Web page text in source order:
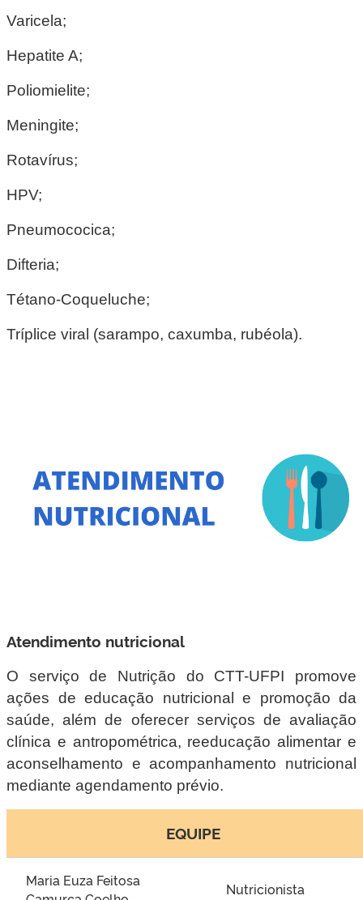
Varicela;
Hepatite A;
Poliomielite;
Meningite;
Rotavírus;
HPV;
Pneumococica;
Difteria;
Tétano-Coqueluche;
Tríplice viral (sarampo, caxumba, rubéola).
Atendimento nutricional
O serviço de Nutrição do CTT-UFPI promove
ações de educação nutricional e promoção da
saúde, além de oferecer serviços de avaliação
clínica e antropométrica, reeducação alimentar e
aconselhamento e acompanhamento nutricional
mediante agendamento prévio.
EQUIPE
Maria Euza Feitosa
Nutricionista